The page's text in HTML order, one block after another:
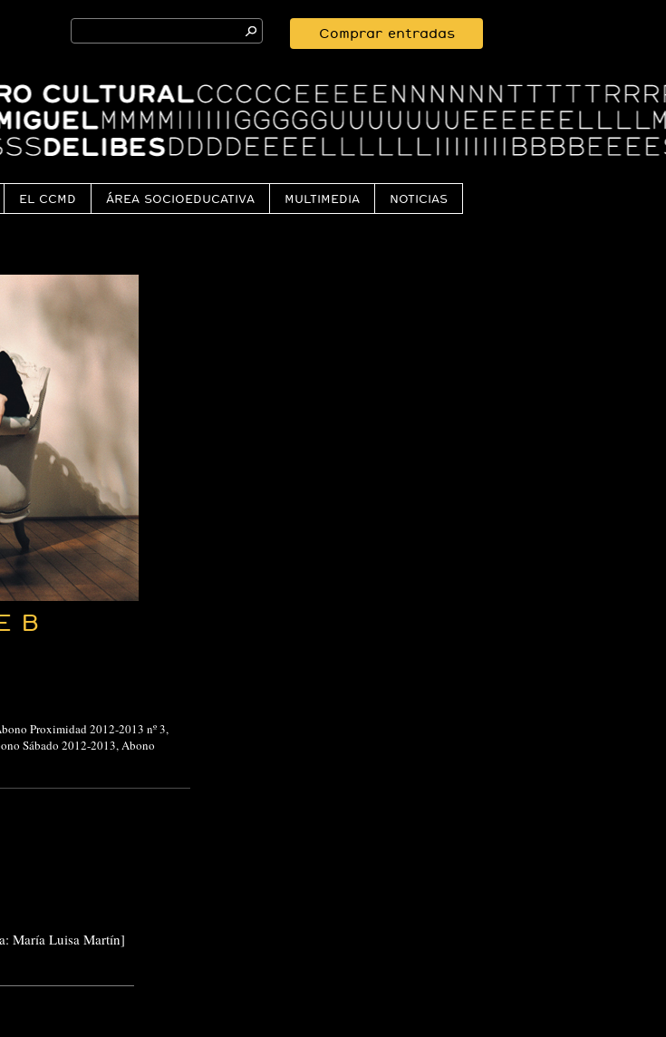
Search
for:
Comprar entradas
EL CCMD ÁREA SOCIOEDUCATIVA MULTIMEDIA NOTICIAS
B
Proximidad 2012-2013 nº 3,
Sábado 2012-2013,Abono
María Luisa Martín]